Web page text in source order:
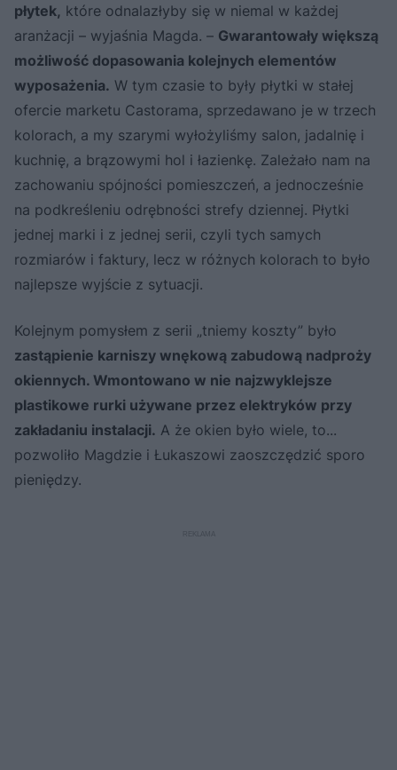
płytek, które odnalazłyby się w niemal w każdej
aranżacji – wyjaśnia Magda. – Gwarantowały większą
możliwość dopasowania kolejnych elementów
wyposażenia. W tym czasie to były płytki w stałej
ofercie marketu Castorama, sprzedawano je w trzech
kolorach, a my szarymi wyłożyliśmy salon, jadalnię i
kuchnię, a brązowymi hol i łazienkę. Zależało nam na
zachowaniu spójności pomieszczeń, a jednocześnie
na podkreśleniu odrębności strefy dziennej. Płytki
jednej marki i z jednej serii, czyli tych samych
rozmiarów i faktury, lecz w różnych kolorach to było
najlepsze wyjście z sytuacji.
Kolejnym pomysłem z serii „tniemy koszty” było
zastąpienie karniszy wnękową zabudową nadproży
okiennych. Wmontowano w nie najzwyklejsze
plastikowe rurki używane przez elektryków przy
zakładaniu instalacji. A że okien było wiele, to...
pozwoliło Magdzie i Łukaszowi zaoszczędzić sporo
pieniędzy.